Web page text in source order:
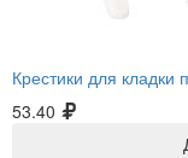
Крестики для кладки
53.40